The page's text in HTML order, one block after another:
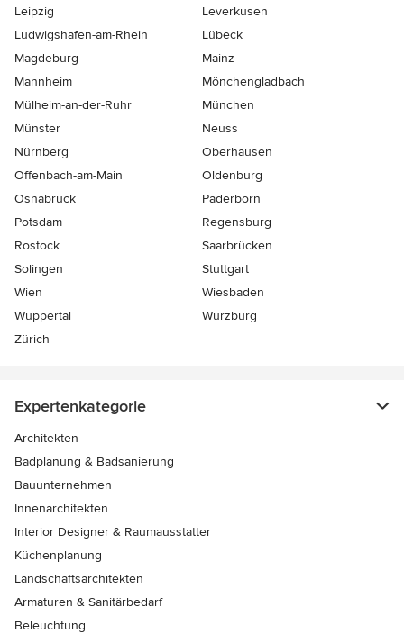
Leipzig
Leverkusen
Ludwigshafen-am-Rhein
Lübeck
Magdeburg
Mainz
Mannheim
Mönchen­gladbach
Mülheim-an-der-Ruhr
München
Münster
Neuss
Nürnberg
Oberhausen
Offenbach-am-Main
Oldenburg
Osnabrück
Paderborn
Potsdam
Regensburg
Rostock
Saarbrücken
Solingen
Stuttgart
Wien
Wiesbaden
Wuppertal
Würzburg
Zürich
Expertenkategorie
Architekten
Badplanung & Badsanierung
Bauunternehmen
Innenarchitekten
Interior Designer & Raumausstatter
Küchenplanung
Landschaftsarchitekten
Armaturen & Sanitärbedarf
Beleuchtung